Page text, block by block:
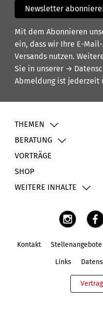
Newsletter
Mit dem Abonnieren
ein, dass wir Ihre E-
Versands nutzen.
Sie in unserer →
Abmeldung ist jederzeit
THEMEN
BERATUNG
VORTRÄGE
SHOP
WEITERE INHALTE
Kontakt Stellenangebote
Links